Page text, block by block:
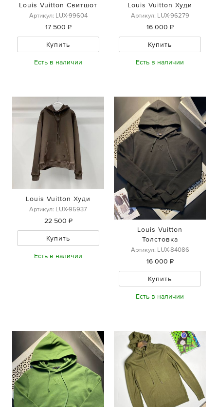
Louis Vuitton Свитшот
Артикул: LUX-99604
17 500 ₽
Купить
Есть в наличии
Louis Vuitton Худи
Артикул: LUX-96279
16 000 ₽
Купить
Есть в наличии
Louis Vuitton Худи
Артикул: LUX-95937
22 500 ₽
Купить
Есть в наличии
Louis Vuitton
Толстовка
Артикул: LUX-84086
16 000 ₽
Купить
Есть в наличии